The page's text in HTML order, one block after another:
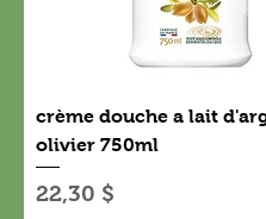
crème douche a lait
olivier 750ml
Prix
22,30 $